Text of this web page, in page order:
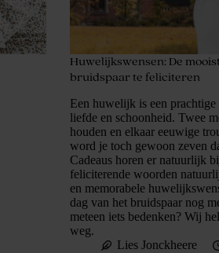
Huwelijkswensen: De
bruidspaar te feliciteren
Een huwelijk is een prachtige
liefde en schoonheid. Twee
houden en elkaar eeuwige
word je toch gewoon zeven
Cadeaus horen er natuurlijk
feliciterende woorden
en memorabele
dag van het bruidspaar nog
meteen iets bedenken? Wij
weg.
Lies Jonckheere